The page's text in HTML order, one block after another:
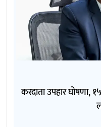
करदाता उपहार